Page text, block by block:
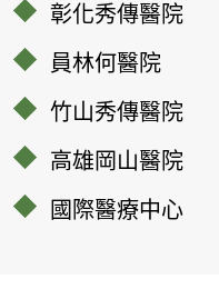
彰化秀傳醫院
員林何醫院
竹山秀傳醫院
高雄岡山醫院
國際醫療中心